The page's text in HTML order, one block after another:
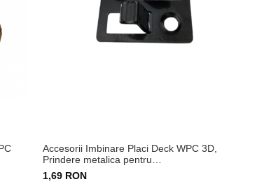
Accesorii Imbinare Placi Deck WPC 3D,
Prindere metalica pentru
pardoseala Lemn Compozit
1,69 RON